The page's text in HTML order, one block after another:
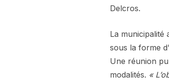
Delcros.
La municipalité
sous la forme
Une réunion
modalités. «